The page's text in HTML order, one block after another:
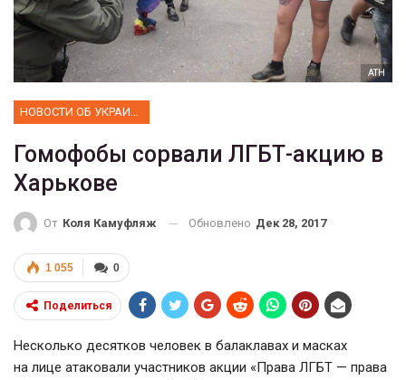
АТН
Гомофобы сорвали ЛГБТ-акцию в
Харькове
От Коля Камуфляж Обновлено Дек 28, 2017
0
1 055
Поделиться
Несколько десятков человек в балаклавах и масках
на лице атаковали участников акции «Права ЛГБТ — права